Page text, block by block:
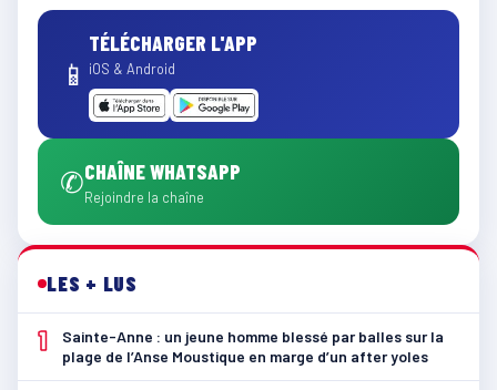
📱
TÉLÉCHARGER L'APP
iOS & Android
✆CHAÎNE WHATSAPP
Rejoindre la chaîne
LES + LUS
1
Sainte-Anne : un jeune homme blessé par balles sur la
plage de l’Anse Moustique en marge d’un after yoles